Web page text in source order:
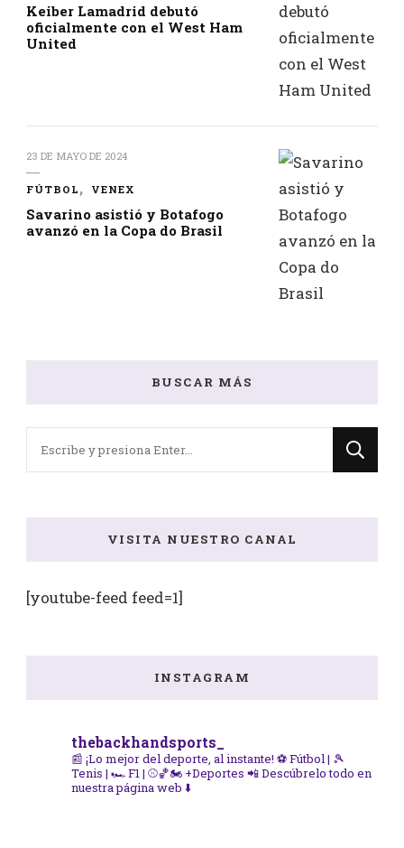
Keiber Lamadrid debutó
oficialmente con el West Ham
United
23 DE MAYO DE 2024
FÚTBOL VENEX
Savarino asistió y Botafogo
avanzó en la Copa do Brasil
BUSCAR MÁS
VISITA NUESTRO CANAL
[youtube-feed feed=1]
INSTAGRAM
thebackhandsports_
📰 ¡Lo mejor del deporte, al instante! ⚽ Fútbol | 🎾
Tenis | 🏎️ F1 | ⚾🏀🏍️ +Deportes 📲 Descúbrelo todo en
nuestra página web ⬇️